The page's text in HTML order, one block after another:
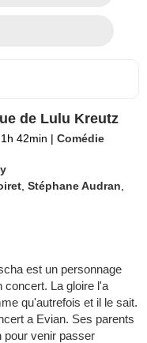
de Lulu Kreutz
1h 42min | Comédie
,Stéphane Audran
est un personnage
concert. La gloire l'a
qu'autrefois et il le sait.
a Evian. Ses parents
pour venir passer